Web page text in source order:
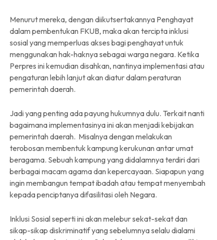
Menurut mereka, dengan diikutsertakannya Penghayat
dalam pembentukan FKUB, maka akan tercipta inklusi
sosial yang memperluas akses bagi penghayat untuk
menggunakan hak-haknya sebagai warga negara. Ketika
Perpres ini kemudian disahkan, nantinya implementasi atau
pengaturan lebih lanjut akan diatur dalam peraturan
pemerintah daerah.
Jadi yang penting ada payung hukumnya dulu. Terkait nanti
bagaimana implementasinya ini akan menjadi kebijakan
pemerintah daerah. Misalnya dengan melakukan
terobosan membentuk kampung kerukunan antar umat
beragama. Sebuah kampung yang didalamnya terdiri dari
berbagai macam agama dan kepercayaan. Siapapun yang
ingin membangun tempat ibadah atau tempat menyembah
kepada penciptanya difasilitasi oleh Negara.
Inklusi Sosial seperti ini akan melebur sekat-sekat dan
sikap-sikap diskriminatif yang sebelumnya selalu dialami